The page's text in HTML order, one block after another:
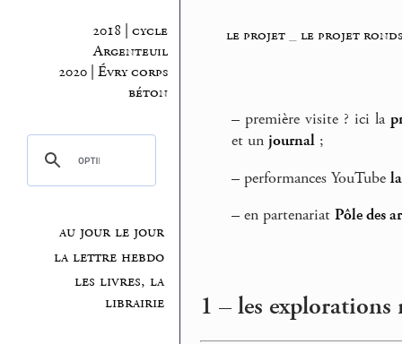
2018 | cycle
Argenteuil
2020 | Évry corps
béton
au jour le jour
la lettre hebdo
les livres, la
librairie
le projet_ le projet
– première visite ? ici la
et un journal ;
– performances YouTube
– en partenariat Pôle des
1 – les explorations